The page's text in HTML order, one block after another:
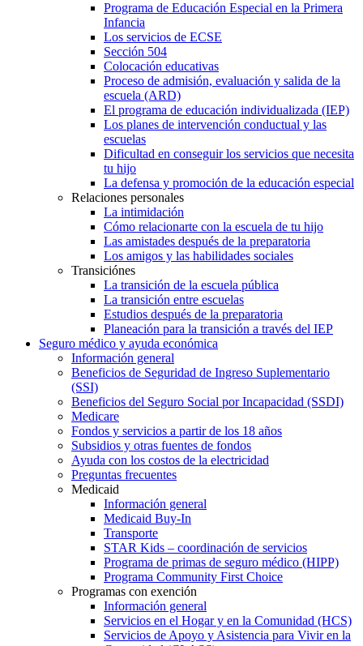
Programa de Educación Especial en la Primera
Infancia
Los servicios de ECSE
Sección 504
Colocación educativas
Proceso de admisión, evaluación y salida de la
escuela (ARD)
El programa de educación individualizada (IEP)
Los planes de intervención conductual y las
escuelas
Dificultad en conseguir los servicios que necesita
tu hijo
La defensa y promoción de la educación especial
Relaciones personales
La intimidación
Cómo relacionarte con la escuela de tu hijo
Las amistades después de la preparatoria
Los amigos y las habilidades sociales
Transiciónes
La transición de la escuela pública
La transición entre escuelas
Estudios después de la preparatoria
Planeación para la transición a través del IEP
Seguro médico y ayuda económica
Información general
Beneficios de Seguridad de Ingreso Suplementario
(SSI)
Beneficios del Seguro Social por Incapacidad (SSDI)
Medicare
Fondos y servicios a partir de los 18 años
Subsidios y otras fuentes de fondos
Ayuda con los costos de la electricidad
Preguntas frecuentes
Medicaid
Información general
Medicaid Buy-In
Transporte
STAR Kids – coordinación de servicios
Programa de primas de seguro médico (HIPP)
Programa Community First Choice
Programas con exención
Información general
Servicios en el Hogar y en la Comunidad (HCS)
Servicios de Apoyo y Asistencia para Vivir en la